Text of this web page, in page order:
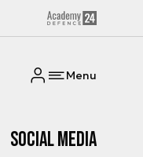
Menu
Social media